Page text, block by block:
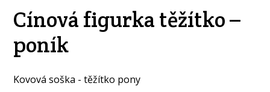
Cínová figurka těžítko –
poník
Kovová soška - těžítko pony